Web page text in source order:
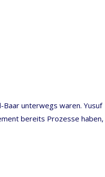
unterwegs waren. Yusuf
bereits Prozesse haben,